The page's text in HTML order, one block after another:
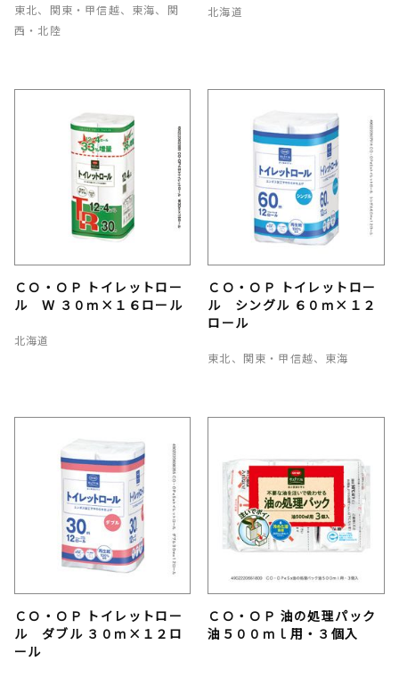
東北、関東・甲信越、東海、関
西・北陸
北海道
ＣＯ・ＯＰ トイレットロー
ル Ｗ ３０ｍ×１６ロール
北海道
ＣＯ・ＯＰ トイレットロー
ル シングル ６０ｍ×１２
ロール
東北、関東・甲信越、東海
ＣＯ・ＯＰ トイレットロー
ル ダブル ３０ｍ×１２ロ
ール
ＣＯ・ＯＰ 油の処理パック
油５００ｍｌ用・３個入